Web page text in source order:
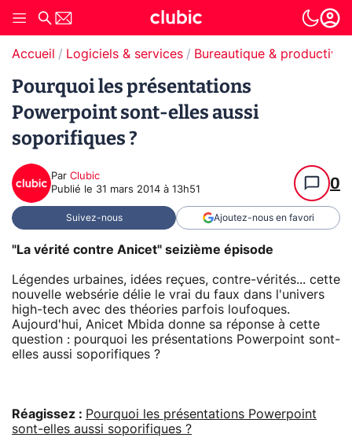
Accueil Logiciels & services Bureautique & productivité
Pourquoi les présentations
Powerpoint sont-elles aussi
soporifiques ?
Par Clubic
Publié le 31 mars 2014 à 13h51 0
Suivez-nous Ajoutez-nous en favori
"La vérité contre Anicet" seizième épisode
Légendes urbaines, idées reçues, contre-vérités... cette
nouvelle websérie délie le vrai du faux dans l'univers
high-tech avec des théories parfois loufoques.
Aujourd'hui, Anicet Mbida donne sa réponse à cette
question : pourquoi les présentations Powerpoint sont-
elles aussi soporifiques ?
Réagissez : Pourquoi les présentations Powerpoint
sont-elles aussi soporifiques ?